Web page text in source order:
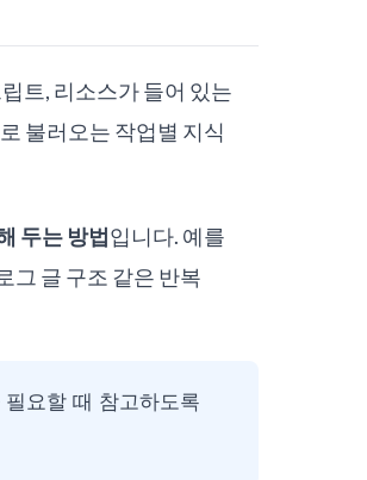
트, 리소스가 들어 있는
불러오는 작업별 지식
두는 방법입니다. 예를
그 글 구조 같은 반복
필요할 때 참고하도록